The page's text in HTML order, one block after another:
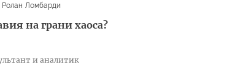
Ролан Ломбарди
на грани хаоса?
и аналитик